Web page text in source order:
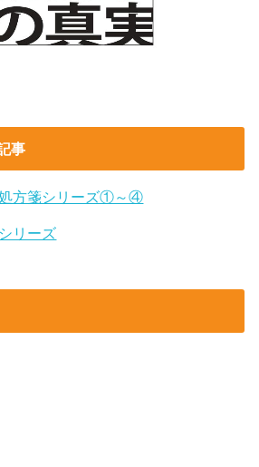
事
処方箋シリーズ①～④
リーズ